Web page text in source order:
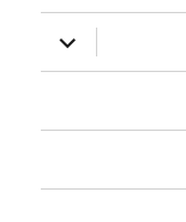
بازکردن
زیرفهرست